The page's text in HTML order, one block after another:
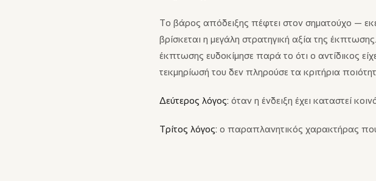
Το βάρος απόδειξης πέφτει στον σηματούχο —
βρίσκεται η μεγάλη στρατηγική αξία της
έκπτωσης ευδοκίμησε παρά το ότι ο αντίδικος
τεκμηρίωσή του δεν πληρούσε τα κριτήρια
Δεύτερος λόγος: όταν η ένδειξη έχει καταστεί
Τρίτος λόγος: ο παραπλανητικός χαρακτήρας που